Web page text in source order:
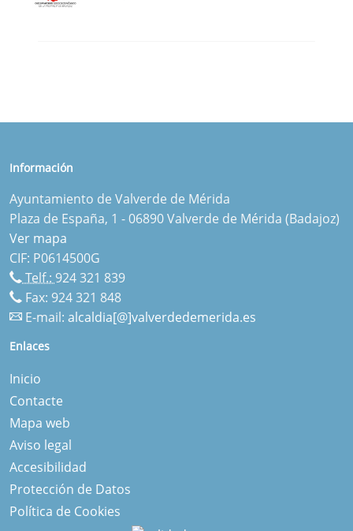
Información
Ayuntamiento de Valverde de Mérida
Plaza de España, 1 - 06890 Valverde de Mérida (Badajoz)
Ver mapa
CIF: P0614500G
Telf.: 924 321 839
Fax: 924 321 848
E-mail: alcaldia[@]valverdedemerida.es
Enlaces
Inicio
Contacte
Mapa web
Aviso legal
Accesibilidad
Protección de Datos
Política de Cookies